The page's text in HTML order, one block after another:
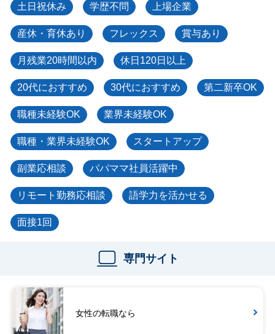
土日祝休み 学歴不問 上場企業
産休・育休あり フレックス 賞与あり
月残業20時間以内 休日120日以上
20代におすすめ 30代におすすめ 第二新卒OK
職種未経験OK 業界未経験OK
職種・業界未経験OK スタートアップ
副業応相談 パパママ社員活躍中
リモート勤務応相談 語学力を活かせる
面接1回
専門サイト
女性の転職なら